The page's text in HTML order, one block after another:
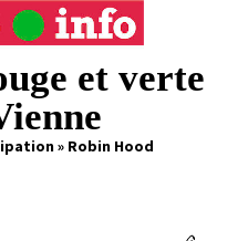
et verte
» Robin Hood